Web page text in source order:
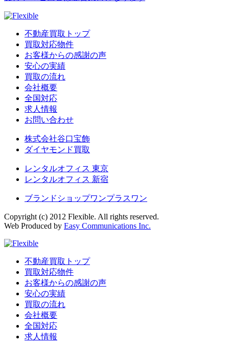
不動産買取トップ
買取対応物件
お客様からの感謝の声
安心の実績
買取の流れ
会社概要
全国対応
求人情報
お問い合わせ
株式会社谷口宝飾
ダイヤモンド買取
レンタルオフィス 東京
レンタルオフィス 新宿
ブランドショップワンプラスワン
Copyright (c) 2012 Flexible. All rights reserved.
Web Produced by Easy Communications Inc.
不動産買取トップ
買取対応物件
お客様からの感謝の声
安心の実績
買取の流れ
会社概要
全国対応
求人情報